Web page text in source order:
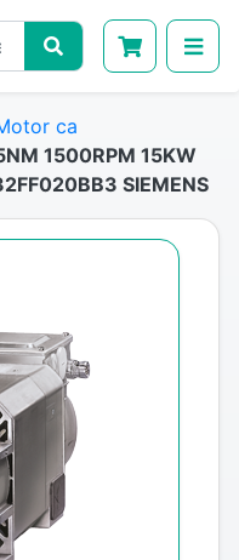
ca
1500RPM 15KW
SIEMENS